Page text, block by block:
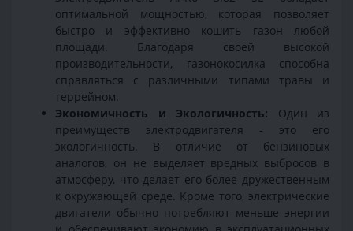
оптимальной мощностью, которая позволяет
быстро и эффективно кошить газон любой
площади. Благодаря своей высокой
производительности, газонокосилка способна
справляться с различными типами травы и
террейном.
Экономичность и Экологичность: Один из
преимуществ электродвигателя - это его
экологичность. В отличие от бензиновых
аналогов, он не выделяет вредных выбросов в
атмосферу, что делает его более дружественным
к окружающей среде. Кроме того, электрические
двигатели обычно потребляют меньше энергии